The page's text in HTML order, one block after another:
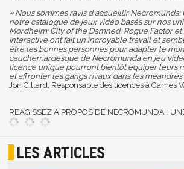
« Nous sommes ravis d'accueillir Necromunda:
notre catalogue de jeux vidéo basés sur nos
Mordheim: City of the Damned, Rogue Factor
Interactive ont fait un incroyable travail et
être les bonnes personnes pour adapter le
cauchemardesque de Necromunda en jeu
licence unique pourront bientôt équiper leurs
et affronter les gangs rivaux dans les méandres
Jon Gillard, Responsable des licences à Games
RÉAGISSEZ A PROPOS DE NECROMUNDA :
LES ARTICLES